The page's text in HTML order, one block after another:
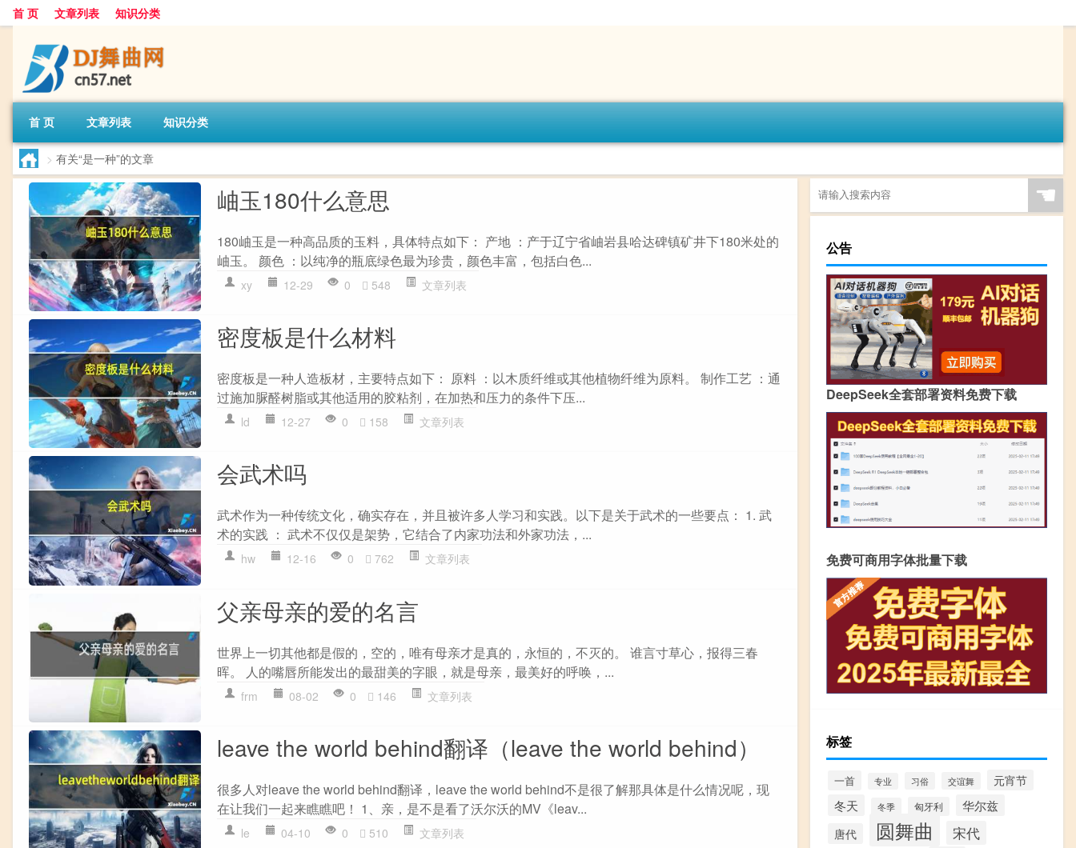
首 页 文章列表 知识分类
首 页 文章列表 知识分类
> 有关“是一种”的文章
岫玉180什么意思
180岫玉是一种高品质的玉料，具体特点如下： 产地 ：产于辽宁省岫岩县哈达碑镇矿井下180米处的
岫玉。 颜色 ：以纯净的瓶底绿色最为珍贵，颜色丰富，包括白色...
xy 12-29 0 548 文章列表
密度板是什么材料
密度板是一种人造板材，主要特点如下： 原料 ：以木质纤维或其他植物纤维为原料。 制作工艺 ：通
过施加脲醛树脂或其他适用的胶粘剂，在加热和压力的条件下压...
ld 12-27 0 158 文章列表
会武术吗
武术作为一种传统文化，确实存在，并且被许多人学习和实践。以下是关于武术的一些要点： 1. 武
术的实践 ： 武术不仅仅是架势，它结合了内家功法和外家功法，...
hw 12-16 0 762 文章列表
父亲母亲的爱的名言
世界上一切其他都是假的，空的，唯有母亲才是真的，永恒的，不灭的。 谁言寸草心，报得三春
晖。 人的嘴唇所能发出的最甜美的字眼，就是母亲，最美好的呼唤，...
frm 08-02 0 146 文章列表
leave the world behind翻译（leave the world behind）
很多人对leave the world behind翻译，leave the world behind不是很了解那具体是什么情况呢，现
在让我们一起来瞧瞧吧！ 1、亲，是不是看了沃尔沃的MV《leav...
le 04-10 0 510 文章列表
☚
公告
DeepSeek全套部署资料免费下载
免费可商用字体批量下载
标签
一首 专业 习俗 交谊舞 元宵节
冬天 冬季 匈牙利 华尔兹
唐代 圆舞曲 宋代